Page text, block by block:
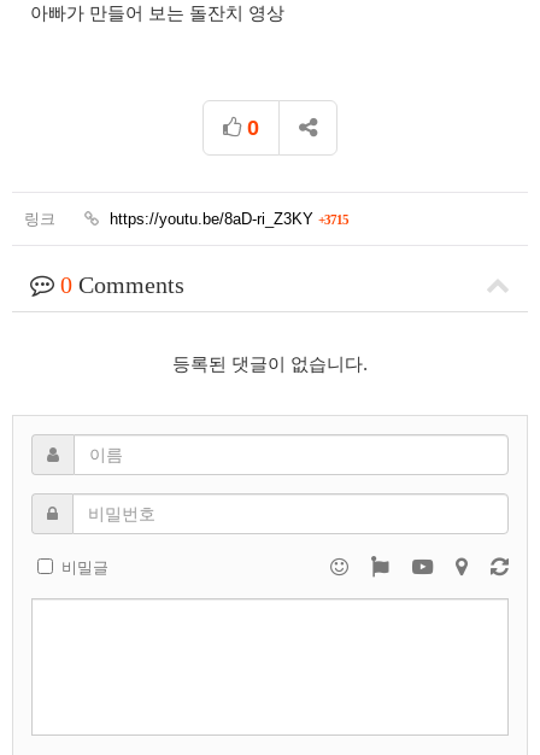
아빠가 만들어 보는 돌잔치 영상
0
링크 https://youtu.be/8aD-ri_Z3KY +3715
0 Comments
등록된 댓글이 없습니다.
비밀글